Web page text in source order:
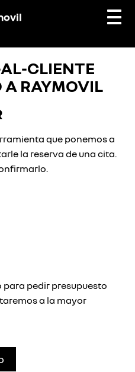
CLIENTE
A RAYMOVIL
que ponemos a
la reserva de una cita.
pedir presupuesto
a la mayor